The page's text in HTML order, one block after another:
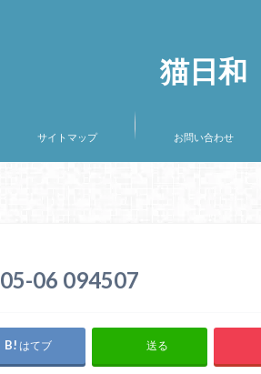
猫日和
サイトマップ お問い合わせ
06 094507
はてブ 送る